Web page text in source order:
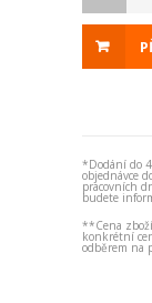
*Dodání do
objednávce
pracovních
budete
**Cena
konkrétní
odběrem na